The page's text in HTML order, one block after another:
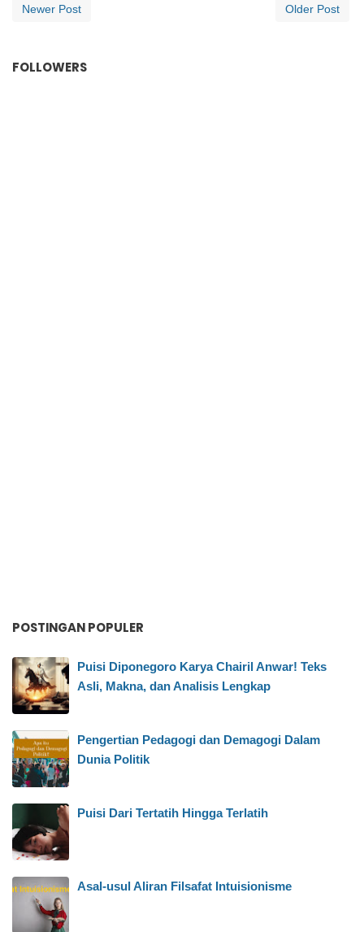
Newer Post Older Post
FOLLOWERS
POSTINGAN POPULER
Puisi Diponegoro Karya Chairil Anwar! Teks
Asli, Makna, dan Analisis Lengkap
Pengertian Pedagogi dan Demagogi Dalam
Dunia Politik
Puisi Dari Tertatih Hingga Terlatih
Asal-usul Aliran Filsafat Intuisionisme